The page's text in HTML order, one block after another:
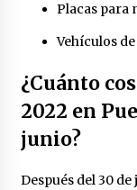
Placas para
Vehículos
¿Cuánto
2022 en
junio?
Después del 30 de